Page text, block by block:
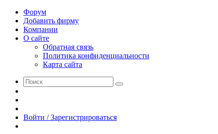
Форум
Добавить фирму
Компании
О сайте
Обратная связь
Политика конфиденциальности
Карта сайта
Поиск
статья
Войти / Зарегистрироваться